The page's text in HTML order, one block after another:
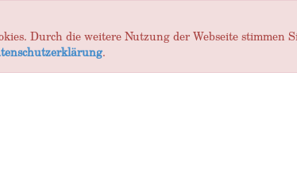
Durch die weitere Nutzung der Webseite stimmen
.